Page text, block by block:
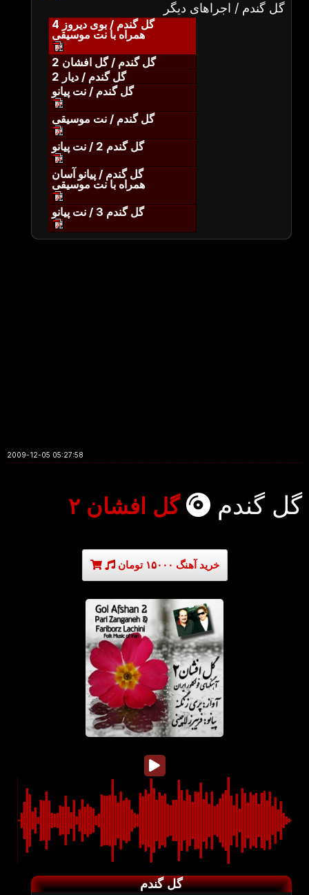
گل گندم / اجراهای دیگر
گل گندم / بوی دیروز 4
همراه با نت موسیقی
گل گندم / گل افشان 2
گل گندم / دیار 2
گل گندم / نت پیانو
گل گندم / نت موسیقی
گل گندم 2 / نت پیانو
گل گندم / پیانو آسان
همراه با نت موسیقی
گل گندم 3 / نت پیانو
2009-12-05 05:27:58
گل گندم گل افشان ۲
خرید آهنگ ۱۵۰۰۰ تومان
گل گندم